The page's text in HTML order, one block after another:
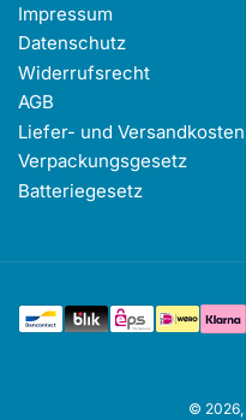
Impressum
Datenschutz
Widerrufsrecht
AGB
Liefer- und Versandkosten
Verpackungsgesetz
Batteriegesetz
© 2026,